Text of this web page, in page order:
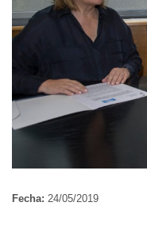
Fecha: 24/05/2019